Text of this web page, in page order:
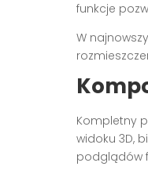
funkcje
W
Kompletny
widoku 3D,
podglądów